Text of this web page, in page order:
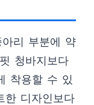
리 부분에 약
청바지보다
착용할 수 있
한 디자인보다